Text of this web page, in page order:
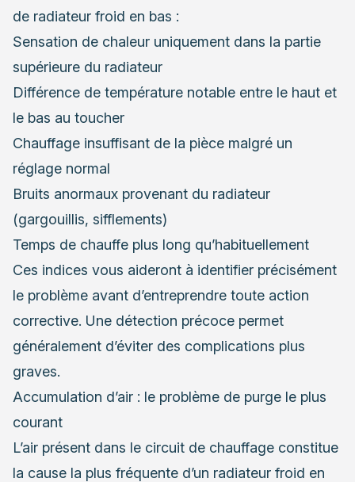
de radiateur froid en bas :
Sensation de chaleur uniquement dans la partie
supérieure du radiateur
Différence de température notable entre le haut et
le bas au toucher
Chauffage insuffisant de la pièce malgré un
réglage normal
Bruits anormaux provenant du radiateur
(gargouillis, sifflements)
Temps de chauffe plus long qu’habituellement
Ces indices vous aideront à identifier précisément
le problème avant d’entreprendre toute action
corrective. Une détection précoce permet
généralement d’éviter des complications plus
graves.
Accumulation d’air : le problème de purge le plus
courant
L’air présent dans le circuit de chauffage constitue
la cause la plus fréquente d’un radiateur froid en